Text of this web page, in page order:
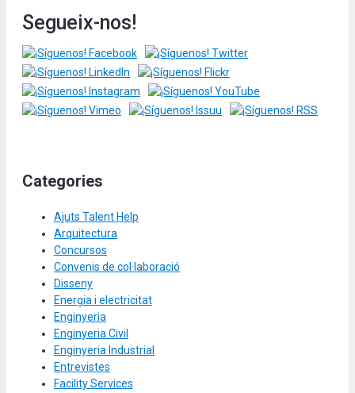
Segueix-nos!
Categories
Ajuts Talent Help
Arquitectura
Concursos
Convenis de col·laboració
Disseny
Energia i electricitat
Enginyeria
Enginyeria Civil
Enginyeria Industrial
Entrevistes
Facility Services